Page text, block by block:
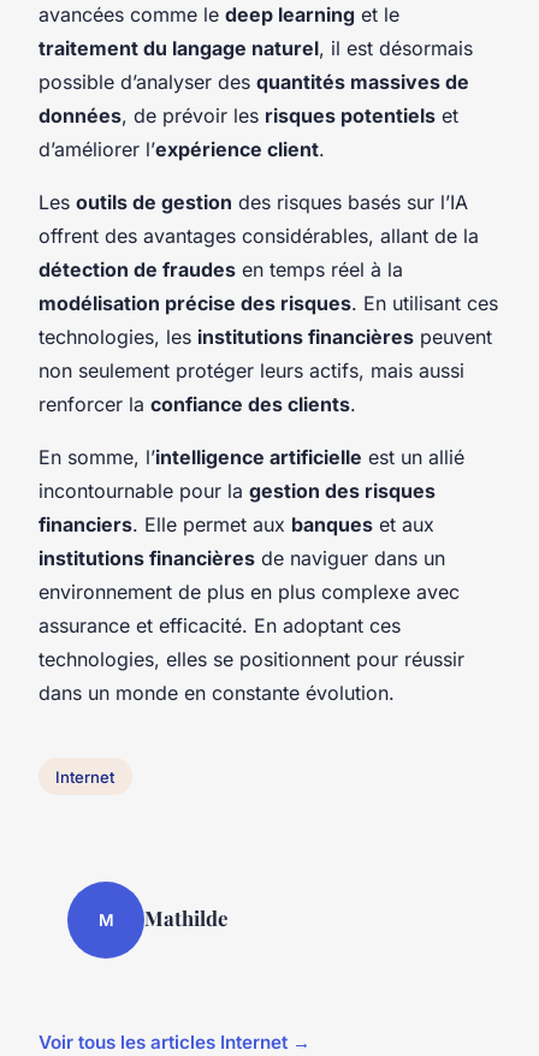
avancées comme le deep learning et le
traitement du langage naturel, il est désormais
possible d’analyser des quantités massives de
données, de prévoir les risques potentiels et
d’améliorer l’expérience client.
Les outils de gestion des risques basés sur l’IA
offrent des avantages considérables, allant de la
détection de fraudes en temps réel à la
modélisation précise des risques. En utilisant ces
technologies, les institutions financières peuvent
non seulement protéger leurs actifs, mais aussi
renforcer la confiance des clients.
En somme, l’intelligence artificielle est un allié
incontournable pour la gestion des risques
financiers. Elle permet aux banques et aux
institutions financières de naviguer dans un
environnement de plus en plus complexe avec
assurance et efficacité. En adoptant ces
technologies, elles se positionnent pour réussir
dans un monde en constante évolution.
Internet
M Mathilde
Voir tous les articles Internet →